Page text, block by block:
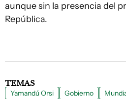
aunque sin la presencia del
República.
TEMAS
Yamandú Orsi Gobierno